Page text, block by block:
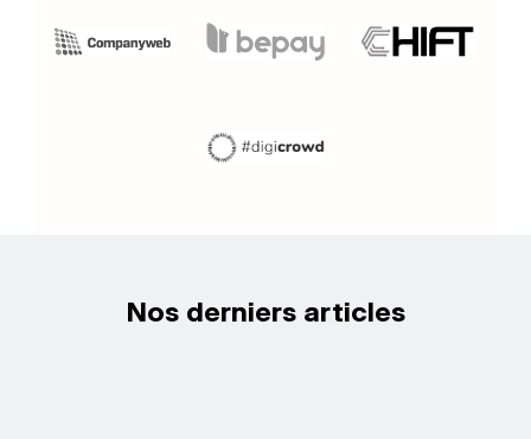
Nos derniers articles